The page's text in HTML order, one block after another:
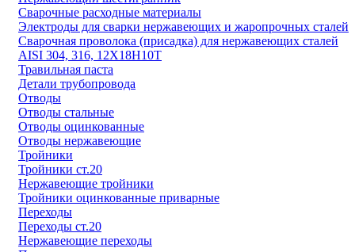
Сварочные расходные материалы
Электроды для сварки нержавеющих и жаропрочных сталей
Сварочная проволока (присадка) для нержавеющих сталей
AISI 304, 316, 12Х18Н10Т
Травильная паста
Детали трубопровода
Отводы
Отводы стальные
Отводы оцинкованные
Отводы нержавеющие
Тройники
Тройники ст.20
Нержавеющие тройники
Тройники оцинкованные приварные
Переходы
Переходы ст.20
Нержавеющие переходы